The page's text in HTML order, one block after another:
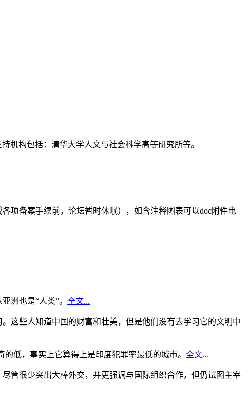
机构包括：清华大学人文与社会科学高等研究所等。
项备案手续前，论坛暂时休眠），如含注释图表可以doc附件电
洲也是“人类”。 全文...
这些人知道中国的财富和壮美，但是他们没有去学习它的文明中
低，事实上它算得上是印度犯罪率最低的城市。 全文...
管很少突出大棒外交，并更强调与国际组织合作，但仍试图主宰